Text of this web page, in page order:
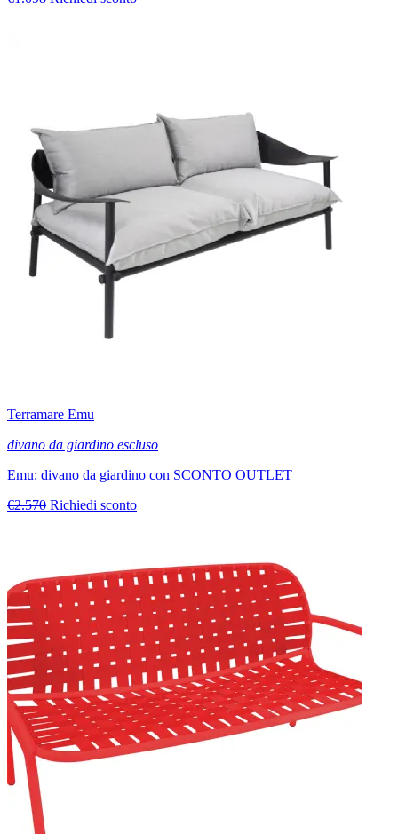
Terramare Emu
divano da giardino escluso
Emu: divano da giardino con SCONTO OUTLET
€2.570 Richiedi sconto